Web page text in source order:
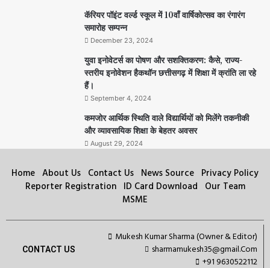
कॅरियर पॉइंट वर्ल्ड स्कूल में 10वाँ वार्षिकोत्सव का रंगारंग
समारोह सम्पन्न
December 23, 2024
युवा इनोवेटर्स का पोषण और सशक्तिकरण: कैसे, राज्य-
स्तरीय इनोवेशन हैकथॉन छत्तीसगढ़ में शिक्षा में क्रांति ला रहे
हैं।
September 4, 2024
कमजोर आर्थिक स्थिति वाले विद्यार्थियों को मिलेंगे तकनीकी
और व्यावसायिक शिक्षा के बेहतर अवसर
August 29, 2024
Home About Us Contact Us News Source Privacy Policy
Reporter Registration ID Card Download Our Team
MSME
CONTACT US
Mukesh Kumar Sharma (Owner & Editor)
sharmamukesh35@gmail.Com
+91 9630522112